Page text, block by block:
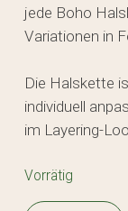
jede Boho
Variationen in
Die Halskette
individuell
im Layering-
Vorrätig